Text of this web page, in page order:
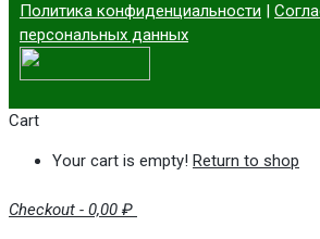
Политика конфиденциальности |
персональных данных
Cart
Your cart is empty! Return to shop
Checkout - 0,00 ₽